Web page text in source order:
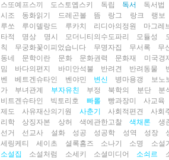
스또예프스끼
도스토옙스키 독립 독서 독서법
시조
동화읽기 드레곤볼 뜸 랑그 랑크 랭보
루쏘
루이델랑드 루카치 리디아의정원 마그레
타적
명상 명시 모더니티의수도파리 모듈성
칙
무궁화꽃이피었습니다 무명자집 무서록 무
동네
문학이란 문화 문화권력 문화재 미국경
밈
바다의편지 바미안석불 반려견 반려동물
벤
베트겐슈타인 벤야민 변신 병마용갱 보노
가
부녀관계 부자유친 부정 북학의 분단 분
비트겐슈타인
빅토리호 빠롤 빵과장미 사교육
제도
사유재산의기원 사춘기 사회적편견 사회
리학
상징자본 상허 색에관한고찰 색채론 생
선거
선교사 설화 성공 성공학 성역 성장
세링케티
세이초 셜록홈즈 소나기 소명 소설
소설집
소설처럼 소세키 소셜미디어 소쇠르